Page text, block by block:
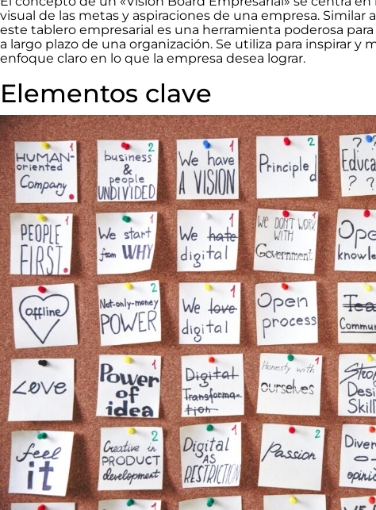
visual de las metas y aspiraciones de una empresa. Similar
este tablero empresarial es una herramienta poderosa
a largo plazo de una organización. Se utiliza para inspirar
enfoque claro en lo que la empresa desea lograr.
Elementos clave